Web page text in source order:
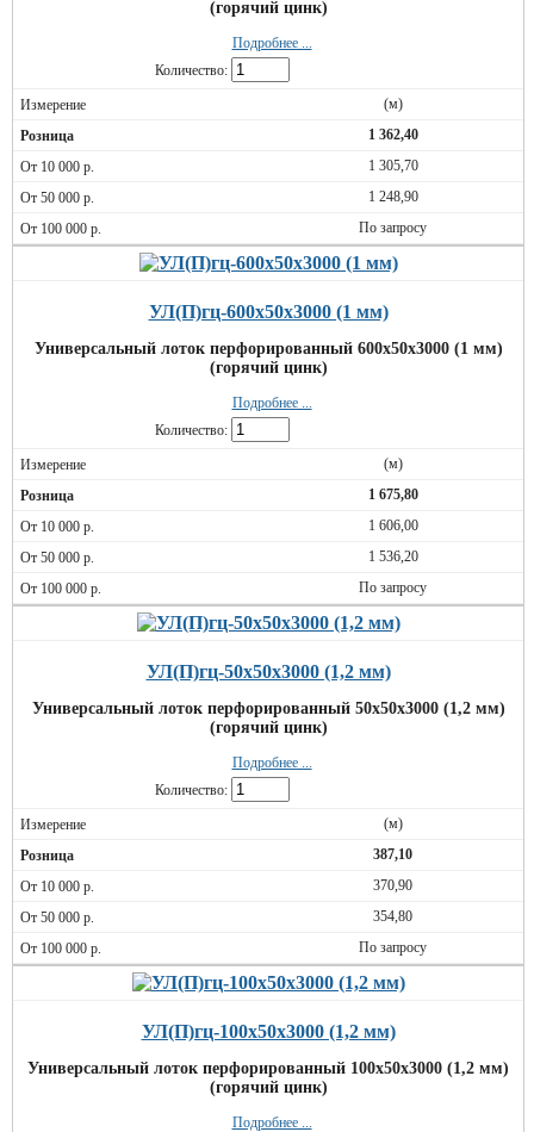
(горячий цинк)
Подробнее ...
Количество:
(м)
1 362,40
1 305,70
1 248,90
По запросу
УЛ(П)гц-600х50х3000 (1 мм)
Универсальный лоток перфорированный 600х50х3000 (1 мм)
(горячий цинк)
Подробнее ...
Количество:
(м)
1 675,80
1 606,00
1 536,20
По запросу
УЛ(П)гц-50х50х3000 (1,2 мм)
Универсальный лоток перфорированный 50х50х3000 (1,2 мм)
(горячий цинк)
Подробнее ...
Количество:
(м)
387,10
370,90
354,80
По запросу
УЛ(П)гц-100х50х3000 (1,2 мм)
Универсальный лоток перфорированный 100х50х3000 (1,2 мм)
(горячий цинк)
Подробнее ...